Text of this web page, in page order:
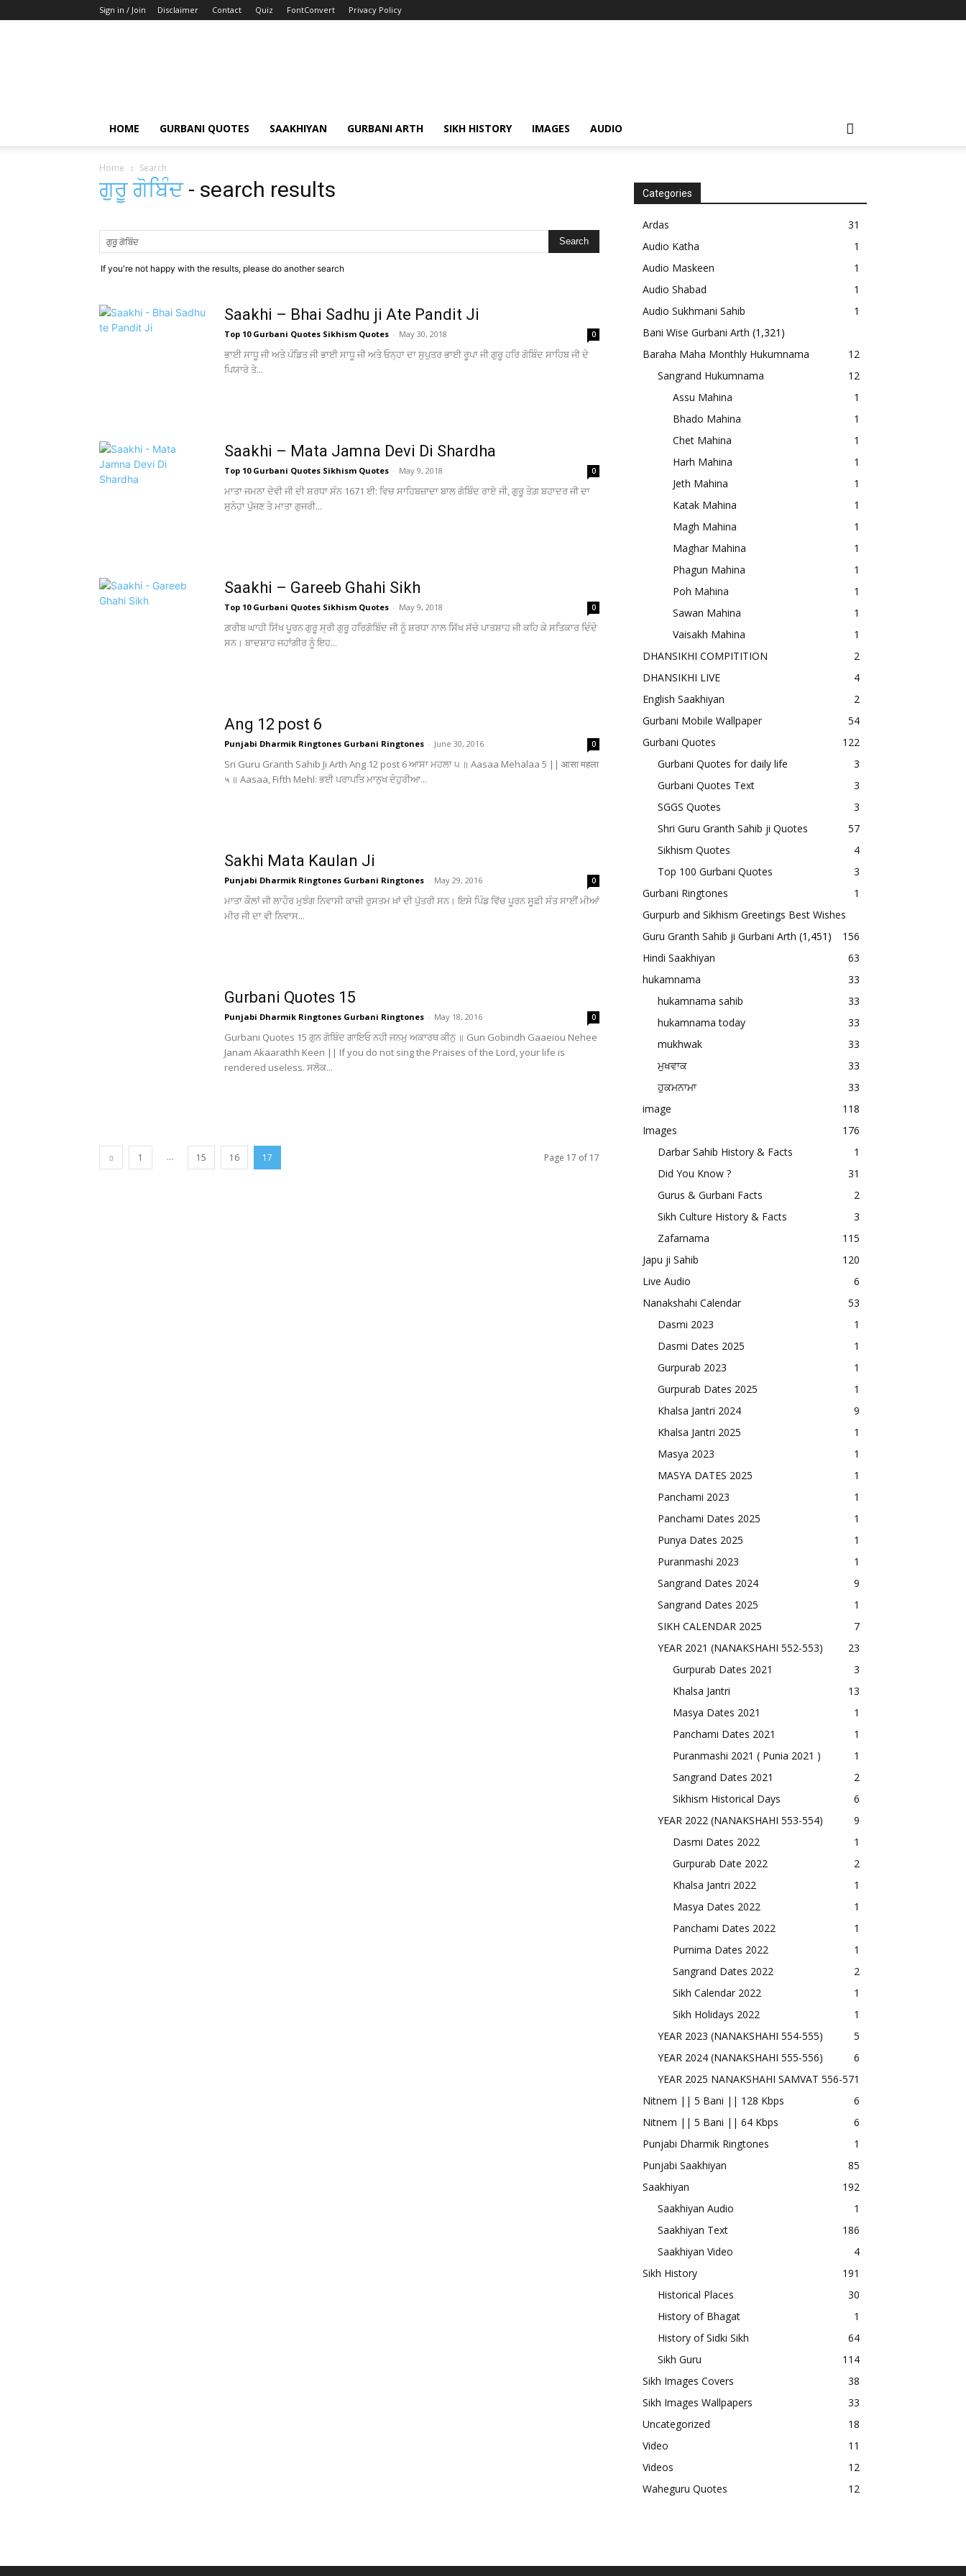
Sign in / Join Disclaimer Contact Quiz FontConvert Privacy Policy
HOME GURBANI QUOTES SAAKHIYAN GURBANI ARTH SIKH HISTORY IMAGES AUDIO
Home Search
ਗੁਰੂ ਗੋਬਿੰਦ - search results
If you're not happy with the results, please do another search
Saakhi – Bhai Sadhu ji Ate Pandit Ji
Top 10 Gurbani Quotes Sikhism Quotes - May 30, 2018 0
ਭਾਈ ਸਾਧੂ ਜੀ ਅਤੇ ਪੰਡਿਤ ਜੀ ਭਾਈ ਸਾਧੂ ਜੀ ਅਤੇ ਓਨ੍ਹਾ ਦਾ ਸੁਪੁਤਰ ਭਾਈ ਰੂਪਾ ਜੀ ਗੁਰੂ ਹਰਿ ਗੋਬਿੰਦ ਸਾਹਿਬ ਜੀ ਦੇ
ਪਿਯਾਰੇ ਤੇ...
Saakhi – Mata Jamna Devi Di Shardha
Top 10 Gurbani Quotes Sikhism Quotes - May 9, 2018 0
ਮਾਤਾ ਜਮਨਾ ਦੇਵੀ ਜੀ ਦੀ ਸ਼ਰਧਾ ਸੰਨ 1671 ਈ: ਵਿਚ ਸਾਹਿਬਜ਼ਾਦਾ ਬਾਲ ਗੋਬਿੰਦ ਰਾਏ ਜੀ, ਗੁਰੂ ਤੇਗ਼ ਬਹਾਦਰ ਜੀ ਦਾ
ਸੁਨੇਹਾ ਪੁੱਜਣ ਤੇ ਮਾਤਾ ਗੁਜਰੀ...
Saakhi – Gareeb Ghahi Sikh
Top 10 Gurbani Quotes Sikhism Quotes - May 9, 2018 0
ਗ਼ਰੀਬ ਘਾਹੀ ਸਿੱਖ ਪੂਰਨ ਗੁਰੂ ਸ੍ਰੀ ਗੁਰੂ ਹਰਿਗੋਬਿੰਦ ਜੀ ਨੂੰ ਸ਼ਰਧਾ ਨਾਲ ਸਿੱਖ ਸੱਚੇ ਪਾਤਸ਼ਾਹ ਜੀ ਕਹਿ ਕੇ ਸਤਿਕਾਰ ਦਿੰਦੇ
ਸਨ। ਬਾਦਸ਼ਾਹ ਜਹਾਂਗੀਰ ਨੂੰ ਇਹ...
Ang 12 post 6
Punjabi Dharmik Ringtones Gurbani Ringtones - June 30, 2016 0
Sri Guru Granth Sahib Ji Arth Ang 12 post 6 ਆਸਾ ਮਹਲਾ ੫ ॥ Aasaa Mehalaa 5 || आसा महला
५ ॥ Aasaa, Fifth Mehl: ਭਈ ਪਰਾਪਤਿ ਮਾਨੁਖ ਦੇਹੁਰੀਆ...
Sakhi Mata Kaulan Ji
Punjabi Dharmik Ringtones Gurbani Ringtones - May 29, 2016 0
ਮਾਤਾ ਕੌਲਾਂ ਜੀ ਲਾਹੌਰ ਮੁਝੰਗ ਨਿਵਾਸੀ ਕਾਜ਼ੀ ਰੁਸਤਮ ਖ਼ਾਂ ਦੀ ਪੁੱਤਰੀ ਸਨ। ਇਸੇ ਪਿੰਡ ਵਿੱਚ ਪੂਰਨ ਸੂਫ਼ੀ ਸੰਤ ਸਾਈਂ ਮੀਆਂ
ਮੀਰ ਜੀ ਦਾ ਵੀ ਨਿਵਾਸ...
Gurbani Quotes 15
Punjabi Dharmik Ringtones Gurbani Ringtones - May 18, 2016 0
Gurbani Quotes 15 ਗੁਨ ਗੋਬਿੰਦ ਗਾਇਓ ਨਹੀ ਜਨਮੁ ਅਕਾਰਥ ਕੀਨੁ ॥ Gun Gobindh Gaaeiou Nehee
Janam Akaarathh Keen || If you do not sing the Praises of the Lord, your life is
rendered useless. ਸਲੋਕ...
1 ... 15 16 17 Page 17 of 17
Categories
Ardas
31
Audio Katha
1
Audio Maskeen
1
Audio Shabad
1
Audio Sukhmani Sahib
1
Bani Wise Gurbani Arth (1,321)
Baraha Maha Monthly Hukumnama
12
Sangrand Hukumnama
12
Assu Mahina
1
Bhado Mahina
1
Chet Mahina
1
Harh Mahina
1
Jeth Mahina
1
Katak Mahina
1
Magh Mahina
1
Maghar Mahina
1
Phagun Mahina
1
Poh Mahina
1
Sawan Mahina
1
Vaisakh Mahina
1
DHANSIKHI COMPITITION
2
DHANSIKHI LIVE
4
English Saakhiyan
2
Gurbani Mobile Wallpaper
54
Gurbani Quotes
122
Gurbani Quotes for daily life
3
Gurbani Quotes Text
3
SGGS Quotes
3
Shri Guru Granth Sahib ji Quotes
57
Sikhism Quotes
4
Top 100 Gurbani Quotes
3
Gurbani Ringtones
1
Gurpurb and Sikhism Greetings Best Wishes
156
Guru Granth Sahib ji Gurbani Arth (1,451)
Hindi Saakhiyan
63
hukamnama
33
hukamnama sahib
33
hukamnama today
33
mukhwak
33
ਮੁਖਵਾਕ
33
ਹੁਕਮਨਾਮਾ
33
image
118
Images
176
Darbar Sahib History & Facts
1
Did You Know ?
31
Gurus & Gurbani Facts
2
Sikh Culture History & Facts
3
Zafarnama
115
Japu ji Sahib
120
Live Audio
6
Nanakshahi Calendar
53
Dasmi 2023
1
Dasmi Dates 2025
1
Gurpurab 2023
1
Gurpurab Dates 2025
1
Khalsa Jantri 2024
9
Khalsa Jantri 2025
1
Masya 2023
1
MASYA DATES 2025
1
Panchami 2023
1
Panchami Dates 2025
1
Punya Dates 2025
1
Puranmashi 2023
1
Sangrand Dates 2024
9
Sangrand Dates 2025
1
SIKH CALENDAR 2025
7
YEAR 2021 (NANAKSHAHI 552-553)
23
Gurpurab Dates 2021
3
Khalsa Jantri
13
Masya Dates 2021
1
Panchami Dates 2021
1
Puranmashi 2021 ( Punia 2021 )
1
Sangrand Dates 2021
2
Sikhism Historical Days
6
YEAR 2022 (NANAKSHAHI 553-554)
9
Dasmi Dates 2022
1
Gurpurab Date 2022
2
Khalsa Jantri 2022
1
Masya Dates 2022
1
Panchami Dates 2022
1
Purnima Dates 2022
1
Sangrand Dates 2022
2
Sikh Calendar 2022
1
Sikh Holidays 2022
1
YEAR 2023 (NANAKSHAHI 554-555)
5
YEAR 2024 (NANAKSHAHI 555-556)
6
YEAR 2025 NANAKSHAHI SAMVAT 556-571
Nitnem || 5 Bani || 128 Kbps
6
Nitnem || 5 Bani || 64 Kbps
6
Punjabi Dharmik Ringtones
1
Punjabi Saakhiyan
85
Saakhiyan
192
Saakhiyan Audio
1
Saakhiyan Text
186
Saakhiyan Video
4
Sikh History
191
Historical Places
30
History of Bhagat
1
History of Sidki Sikh
64
Sikh Guru
114
Sikh Images Covers
38
Sikh Images Wallpapers
33
Uncategorized
18
Video
11
Videos
12
Waheguru Quotes
12